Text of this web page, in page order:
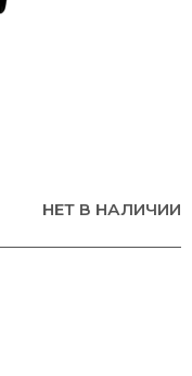
НЕТ В НАЛИЧИИ